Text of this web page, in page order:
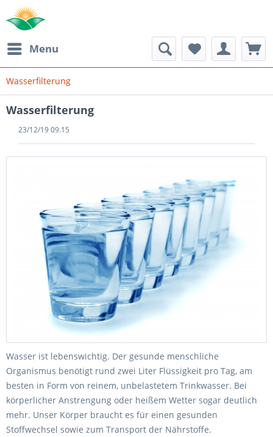
Menu
Wasserfilterung
Wasserfilterung
23/12/19 09.15
Wasser ist lebenswichtig. Der gesunde menschliche
Organismus benötigt rund zwei Liter Flüssigkeit pro Tag, am
besten in Form von reinem, unbelastetem Trinkwasser. Bei
körperlicher Anstrengung oder heißem Wetter sogar deutlich
mehr. Unser Körper braucht es für einen gesunden
Stoffwechsel sowie zum Transport der Nährstoffe.